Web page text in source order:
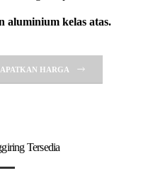
aluminium kelas atas.
HARGA
Tersedia